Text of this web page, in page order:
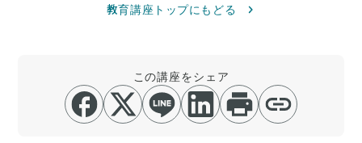
教育講座トップにもどる
この講座をシェア